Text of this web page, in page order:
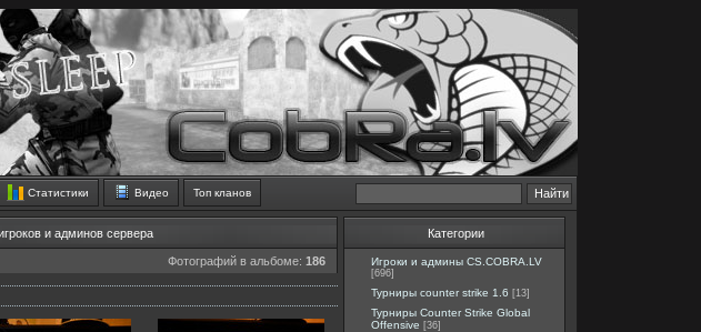
Статистики Видео Топ кланов
и админов сервера
Фотографий в альбоме: 186
Категории
Игроки и админы CS.COBRA.LV
[696]
Турниры counter strike 1.6 [13]
Турниры Counter Strike Global
Offensive [36]